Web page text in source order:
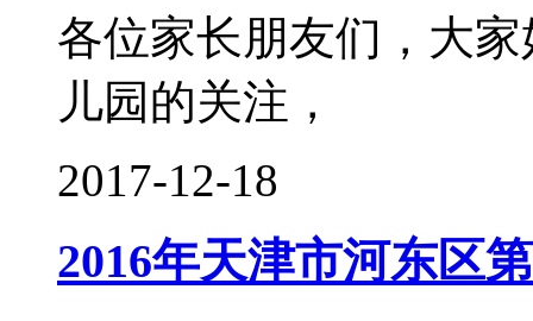
各位家长朋友们，大
儿园的关注，
2017-12-18
2016年天津市河东区